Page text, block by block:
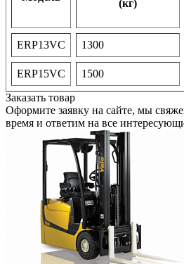
(кг)
ERP13VC 1300
ERP15VC 1500
Заказать товар
Оформите заявку на сайте, мы
время и ответим на все